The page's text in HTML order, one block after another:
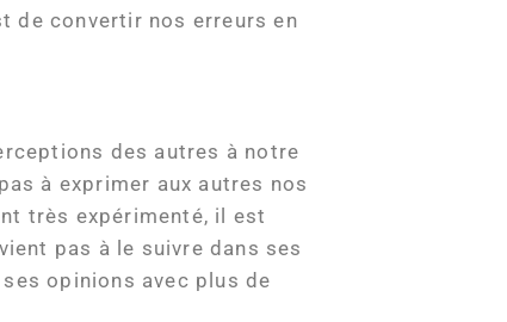
de convertir nos erreurs en
des autres à notre
à exprimer aux autres nos
très expérimenté, il est
pas à le suivre dans ses
opinions avec plus de